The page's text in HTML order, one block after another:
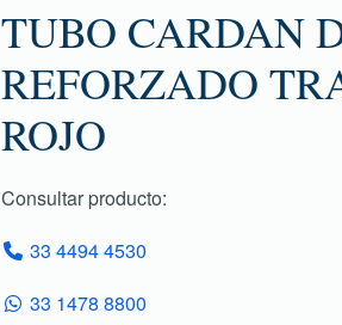
TUBO CARDAN
REFORZADO
ROJO
Consultar producto:
33 4494 4530
33 1478 8800